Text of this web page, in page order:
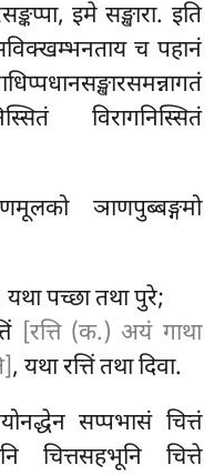
इमे सङ्खारा. इति
च पहानं
विरागनिस्सितं
ञाणपुब्बङ्गमो
पच्छा तथा पुरे;
[रत्ति (क.) अयं गाथा
, यथा रत्तिं तथा दिवा.
सप्पभासं चित्तं
चित्तसहभूनि चित्ते